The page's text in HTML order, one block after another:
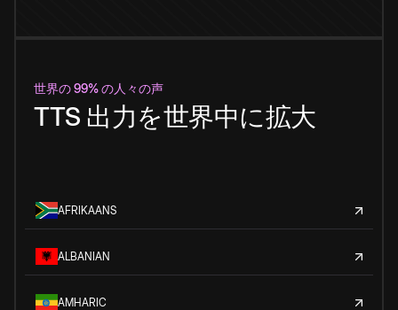
世界の 99% の人々の声
TTS 出力を世界中に拡大
AFRIKAANS
ALBANIAN
AMHARIC